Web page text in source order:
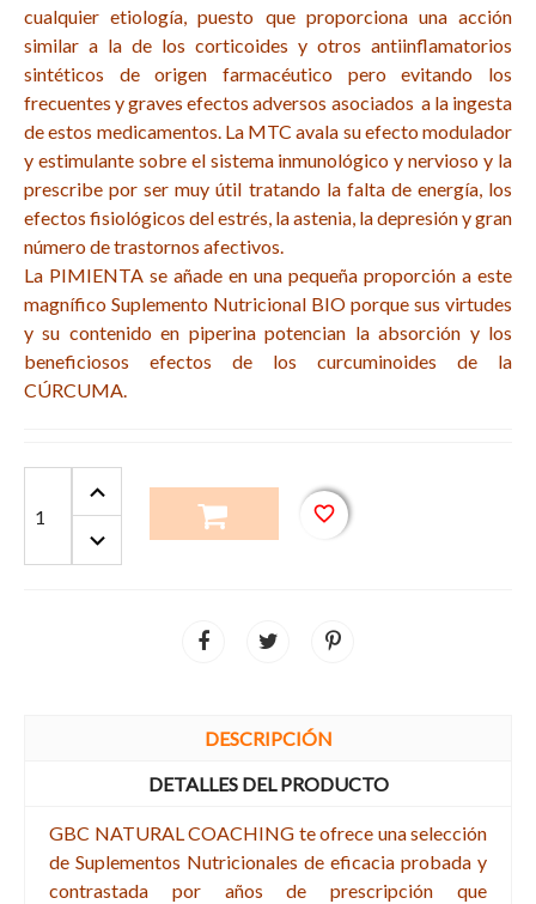
cualquier etiología, puesto que proporciona una acción
similar a la de los corticoides y otros antiinflamatorios
sintéticos de origen farmacéutico pero evitando los
frecuentes y graves efectos adversos asociados a la ingesta
de estos medicamentos. La MTC avala su efecto modulador
y estimulante sobre el sistema inmunológico y nervioso y la
prescribe por ser muy útil tratando la falta de energía, los
efectos fisiológicos del estrés, la astenia, la depresión y gran
número de trastornos afectivos.
La PIMIENTA se añade en una pequeña proporción a este
magnífico Suplemento Nutricional BIO porque sus virtudes
y su contenido en piperina potencian la absorción y los
beneficiosos efectos de los curcuminoides de la
CÚRCUMA.
favorite_border
DESCRIPCIÓN
DETALLES DEL PRODUCTO
GBC NATURAL COACHING te ofrece una selección
de Suplementos Nutricionales de eficacia probada y
contrastada por años de prescripción que